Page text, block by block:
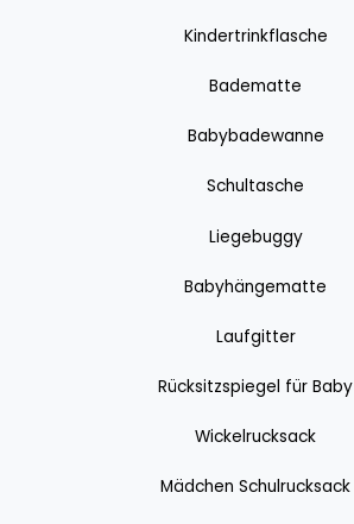
Kindertrinkflasche
Badematte
Babybadewanne
Schultasche
Liegebuggy
Babyhängematte
Laufgitter
Rücksitzspiegel für Baby
Wickelrucksack
Mädchen Schulrucksack